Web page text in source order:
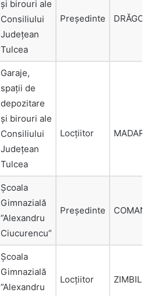
și birouri ale
Consiliului
Județean
Tulcea
Președinte DRĂGOI
Garaje,
spații de
depozitare
și birouri ale
Consiliului
Județean
Tulcea
Locțiitor MADAR
Şcoala
Gimnazială
”Alexandru
Ciucurencu”
Președinte COMAN
Şcoala
Gimnazială
”Alexandru
Locțiitor